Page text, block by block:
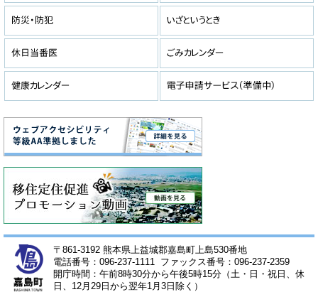
〒861-3192 熊本県上益城郡嘉島町上島530番地
電話番号：096-237-1111 ファックス番号：096-237-2359
開庁時間：午前8時30分から午後5時15分（土・日・祝日、休
日、12月29日から翌年1月3日除く）